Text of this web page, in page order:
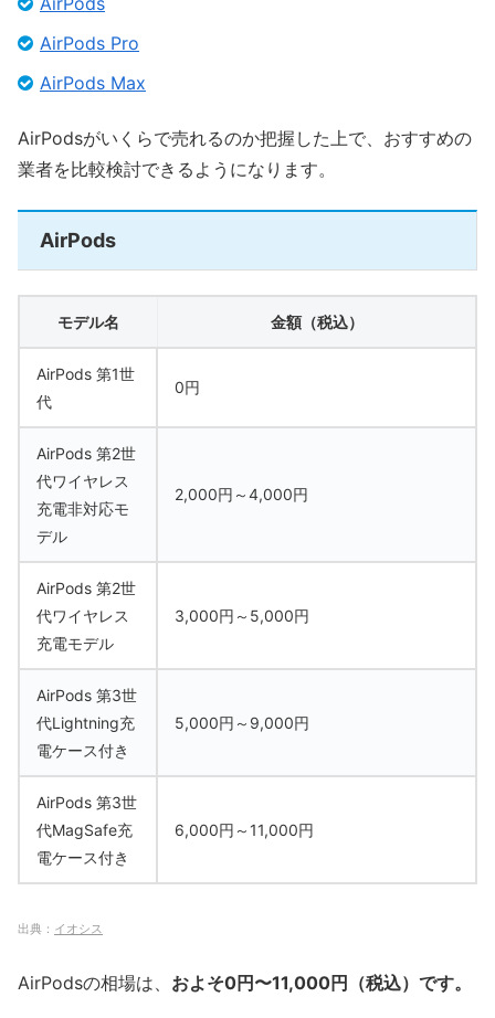
AirPods Pro
AirPods Max
AirPodsがいくらで売れるのか把握した上で、おすすめの
業者を比較検討できるようになります。
AirPods
モデル名 金額（税込）
AirPods 第1世
代
0円
AirPods 第2世
代ワイヤレス
充電非対応モ
デル
2,000円～4,000円
AirPods 第2世
代ワイヤレス
充電モデル
3,000円～5,000円
AirPods 第3世
代Lightning充
電ケース付き
5,000円～9,000円
AirPods 第3世
代MagSafe充
電ケース付き
6,000円～11,000円
出典： イオシス
AirPodsの相場は、 およそ0円〜11,000円（税込）です。